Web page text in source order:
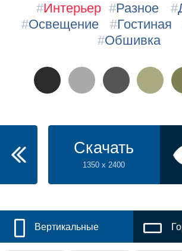
#Интерьер #Разное #
#Освещение #Гостиная
#Обшивка
Скачать
1350 x 2400
Вертикальные